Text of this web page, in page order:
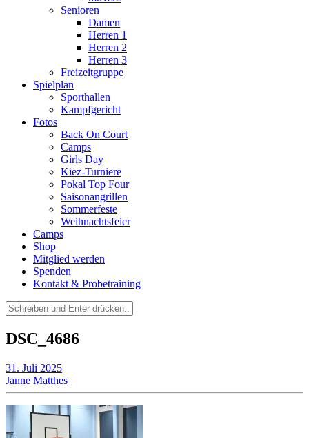
Senioren
Damen
Herren 1
Herren 2
Herren 3
Freizeitgruppe
Spielplan
Sporthallen
Kampfgericht
Fotos
Back On Court
Camps
Girls Day
Kiez-Turniere
Pokal Top Four
Saisonangrillen
Sommerfeste
Weihnachtsfeier
Camps
Shop
Mitglied werden
Spenden
Kontakt & Probetraining
Suchen
nach:
DSC_4686
31. Juli 2025
Janne Matthes